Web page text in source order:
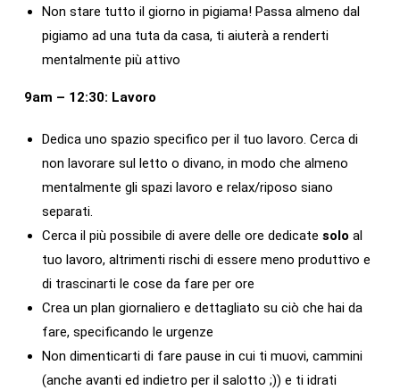
Non stare tutto il giorno in pigiama! Passa almeno dal
pigiamo ad una tuta da casa, ti aiuterà a renderti
mentalmente più attivo
9am – 12:30: Lavoro
Dedica uno spazio specifico per il tuo lavoro. Cerca di
non lavorare sul letto o divano, in modo che almeno
mentalmente gli spazi lavoro e relax/riposo siano
separati.
Cerca il più possibile di avere delle ore dedicate solo al
tuo lavoro, altrimenti rischi di essere meno produttivo e
di trascinarti le cose da fare per ore
Crea un plan giornaliero e dettagliato su ciò che hai da
fare, specificando le urgenze
Non dimenticarti di fare pause in cui ti muovi, cammini
(anche avanti ed indietro per il salotto ;)) e ti idrati